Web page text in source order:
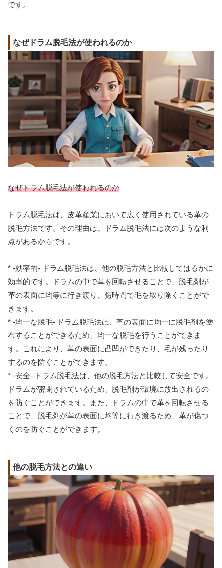
です。
なぜドラム脱毛法が使われるのか
なぜドラム脱毛法が使われるのか
ドラム脱毛法は、皮革産業において広く使用されている革の
脱毛方法です。その理由は、ドラム脱毛法には次のような利
点があるからです。
* -効率的- ドラム脱毛法は、他の脱毛方法と比較してはるかに
効率的です。ドラムの中で革を回転させることで、脱毛剤が
革の表面に均等に行き渡り、短時間で毛を取り除くことがで
きます。
* -均一な脱毛- ドラム脱毛法は、革の表面に均一に脱毛剤を塗
布することができるため、均一な脱毛を行うことができま
す。これにより、革の表面に凸凹ができたり、毛が残ったり
するのを防ぐことができます。
* -安全- ドラム脱毛法は、他の脱毛方法と比較して安全です。
ドラムが密閉されているため、脱毛剤が環境に放出されるの
を防ぐことができます。また、ドラムの中で革を回転させる
ことで、脱毛剤が革の表面に均等に行き渡るため、革が傷つ
くのを防ぐことができます。
他の脱毛方法との違い